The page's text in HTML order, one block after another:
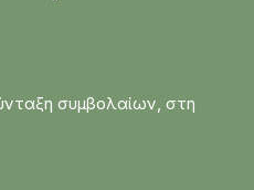
συμβολαίων, στη